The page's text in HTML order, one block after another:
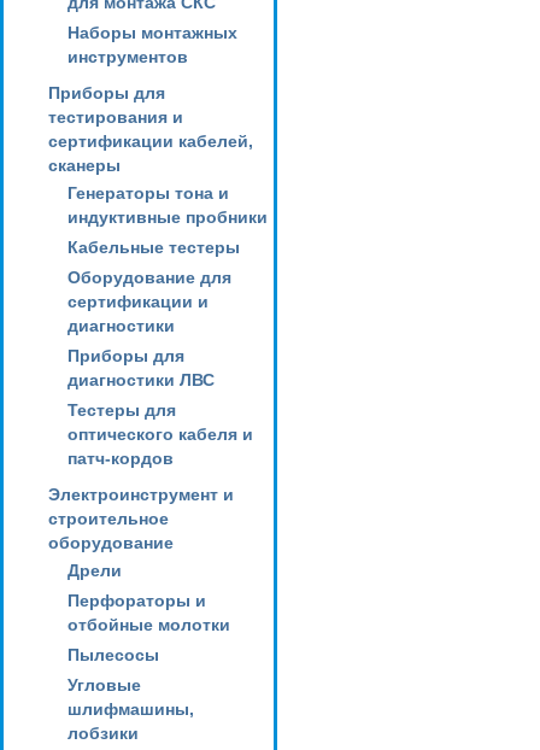
Наборы монтажных
инструментов
Приборы для
тестирования и
сертификации кабелей,
сканеры
Генераторы тона и
индуктивные пробники
Кабельные тестеры
Оборудование для
сертификации и
диагностики
Приборы для
диагностики ЛВС
Тестеры для
оптического кабеля и
патч-кордов
Электроинструмент и
строительное
оборудование
Дрели
Перфораторы и
отбойные молотки
Пылесосы
Угловые
шлифмашины,
лобзики